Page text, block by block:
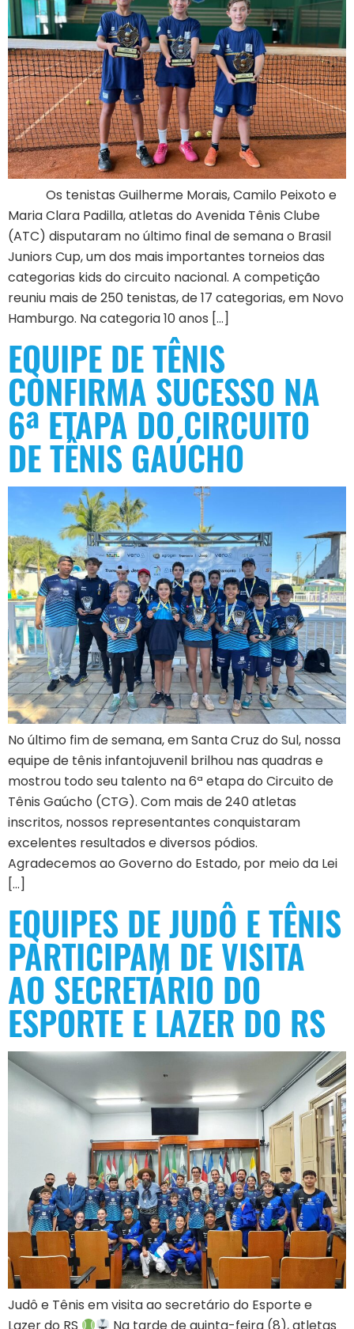
Os tenistas Guilherme Morais, Camilo Peixoto e
Maria Clara Padilla, atletas do Avenida Tênis Clube
(ATC) disputaram no último final de semana o Brasil
Juniors Cup, um dos mais importantes torneios das
categorias kids do circuito nacional. A competição
reuniu mais de 250 tenistas, de 17 categorias, em Novo
Hamburgo. Na categoria 10 anos […]
EQUIPE DE TÊNIS
CONFIRMA SUCESSO NA
6ª ETAPA DO CIRCUITO
DE TÊNIS GAÚCHO
No último fim de semana, em Santa Cruz do Sul, nossa
equipe de tênis infantojuvenil brilhou nas quadras e
mostrou todo seu talento na 6ª etapa do Circuito de
Tênis Gaúcho (CTG). Com mais de 240 atletas
inscritos, nossos representantes conquistaram
excelentes resultados e diversos pódios.
Agradecemos ao Governo do Estado, por meio da Lei
[…]
EQUIPES DE JUDÔ E TÊNIS
PARTICIPAM DE VISITA
AO SECRETÁRIO DO
ESPORTE E LAZER DO RS
Judô e Tênis em visita ao secretário do Esporte e